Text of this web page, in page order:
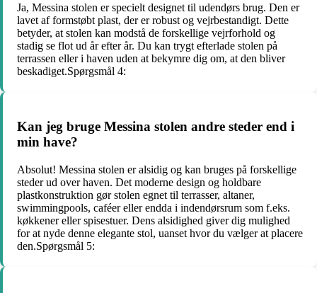
Ja, Messina stolen er specielt designet til udendørs brug. Den er
lavet af formstøbt plast, der er robust og vejrbestandigt. Dette
betyder, at stolen kan modstå de forskellige vejrforhold og
stadig se flot ud år efter år. Du kan trygt efterlade stolen på
terrassen eller i haven uden at bekymre dig om, at den bliver
beskadiget.Spørgsmål 4:
Kan jeg bruge Messina stolen andre steder end i
min have?
Absolut! Messina stolen er alsidig og kan bruges på forskellige
steder ud over haven. Det moderne design og holdbare
plastkonstruktion gør stolen egnet til terrasser, altaner,
swimmingpools, caféer eller endda i indendørsrum som f.eks.
køkkener eller spisestuer. Dens alsidighed giver dig mulighed
for at nyde denne elegante stol, uanset hvor du vælger at placere
den.Spørgsmål 5: